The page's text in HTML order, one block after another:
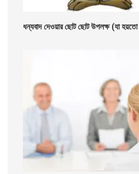
ধন্যবাদ দেওয়ার ছোট ছোট উপলক্ষ (যা